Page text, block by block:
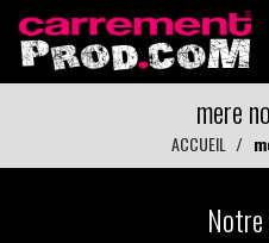
mere
ACCUEIL